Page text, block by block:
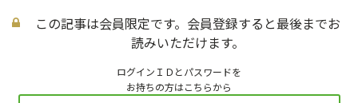
この記事は会員限定です。会員登録すると最後までお
読みいただけます。
ログインＩＤとパスワードを
お持ちの方はこちらから